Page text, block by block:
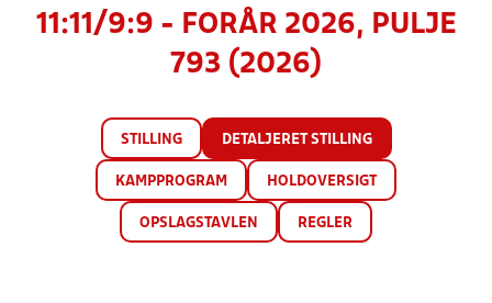
11:11/9:9 - FORÅR 2026, PULJE
793 (2026)
STILLING DETALJERET STILLING
KAMPPROGRAM HOLDOVERSIGT
OPSLAGSTAVLEN REGLER